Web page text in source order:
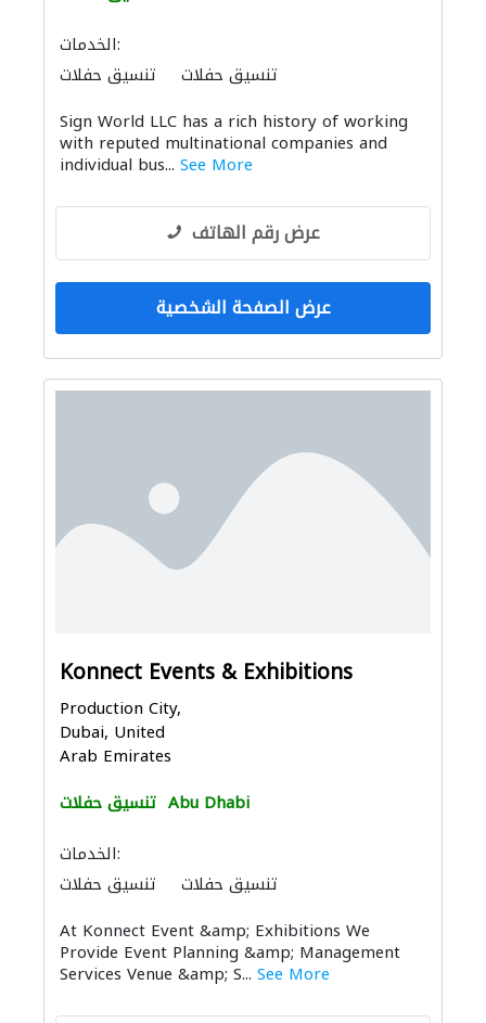
الخدمات:
تنسيق حفلات
تنسيق حفلات
Sign World LLC has a rich history of working
with reputed multinational companies and
individual bus... See More
عرض رقم الهاتف
عرض الصفحة الشخصية
Konnect Events & Exhibitions
Production City,
Dubai, United
Arab Emirates
تنسيق حفلات Abu Dhabi
الخدمات:
تنسيق حفلات
تنسيق حفلات
At Konnect Event &amp; Exhibitions We
Provide Event Planning &amp; Management
Services Venue &amp; S... See More